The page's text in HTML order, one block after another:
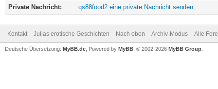
Private Nachricht:
qs88food2 eine private Nachricht senden.
Kontakt Julias erotische Geschichten Nach oben Archiv-Modus Alle
Deutsche Übersetzung: MyBB.de , Powered by MyBB , © 2002-2026 MyBB Group